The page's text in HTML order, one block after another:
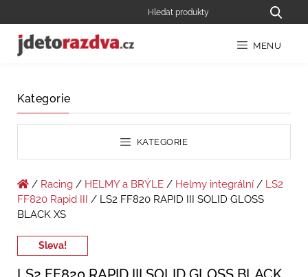
MENU
Kategorie
KATEGORIE
/ Racing / HELMY a BRÝLE / Helmy integrální / LS2
FF820 Rapid III
/ LS2 FF820 RAPID III SOLID GLOSS
BLACK XS
Sleva!